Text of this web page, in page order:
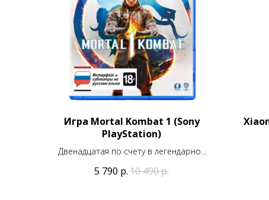
Игра Mortal Kombat 1 (Sony
PlayStation)
Двенадцатая по счету в легендарной
5 790 р.10 490р.